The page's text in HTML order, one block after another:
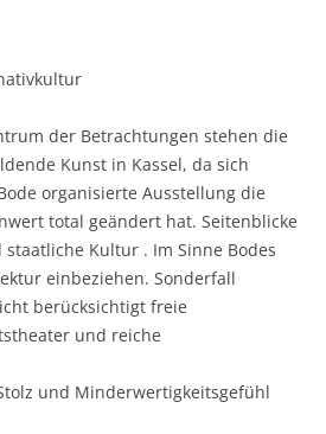
der Betrachtungen stehen die
Kunst in Kassel, da sich
organisierte Ausstellung die
total geändert hat. Seitenblicke
Kultur . Im Sinne Bodes
einbeziehen. Sonderfall
berücksichtigt freie
und reiche
und Minderwertigkeitsgefühl